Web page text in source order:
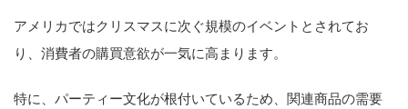
アメリカではクリスマスに次ぐ規模のイベントとされてお
り、消費者の購買意欲が一気に高まります。
特に、パーティー文化が根付いているため、関連商品の需要